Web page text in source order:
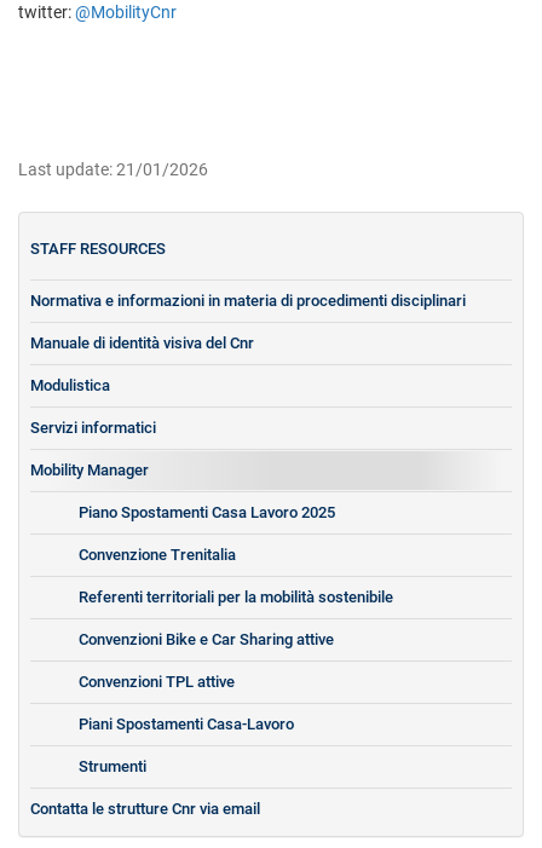
twitter:@MobilityCnr
Last update: 21/01/2026
STAFF RESOURCES
Normativa e informazioni in materia di procedimenti disciplinari
Manuale di identità visiva del Cnr
Modulistica
Servizi informatici
Mobility Manager
Piano Spostamenti Casa Lavoro 2025
Convenzione Trenitalia
Referenti territoriali per la mobilità sostenibile
Convenzioni Bike e Car Sharing attive
Convenzioni TPL attive
Piani Spostamenti Casa-Lavoro
Strumenti
Contatta le strutture Cnr via email